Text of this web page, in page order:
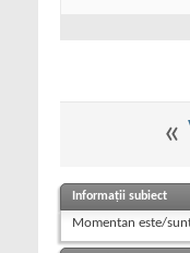
«
Informații subiect
Momentan este/